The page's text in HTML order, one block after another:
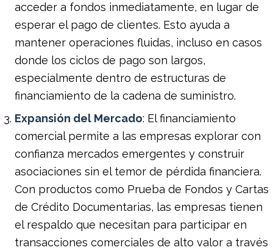
acceder a fondos inmediatamente, en lugar de
esperar el pago de clientes. Esto ayuda a
mantener operaciones fluidas, incluso en casos
donde los ciclos de pago son largos,
especialmente dentro de estructuras de
financiamiento de la cadena de suministro.
Expansión del Mercado: El financiamiento
comercial permite a las empresas explorar con
confianza mercados emergentes y construir
asociaciones sin el temor de pérdida financiera.
Con productos como Prueba de Fondos y Cartas
de Crédito Documentarias, las empresas tienen
el respaldo que necesitan para participar en
transacciones comerciales de alto valor a través